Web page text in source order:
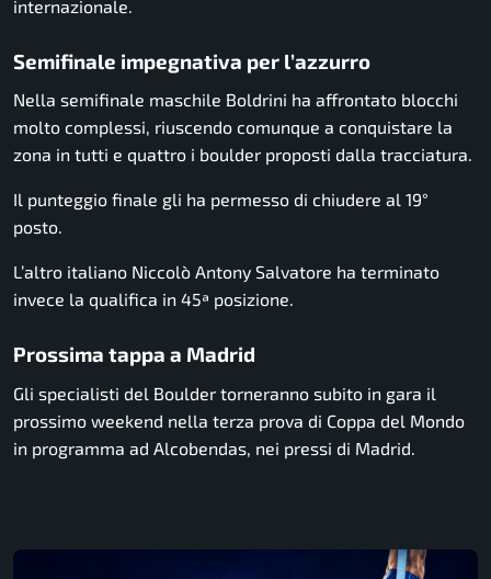
internazionale.
Semifinale impegnativa per l’azzurro
Nella semifinale maschile Boldrini ha affrontato blocchi
molto complessi, riuscendo comunque a conquistare la
zona in tutti e quattro i boulder proposti dalla tracciatura.
Il punteggio finale gli ha permesso di chiudere al 19°
posto.
L’altro italiano Niccolò Antony Salvatore ha terminato
invece la qualifica in 45ª posizione.
Prossima tappa a Madrid
Gli specialisti del Boulder torneranno subito in gara il
prossimo weekend nella terza prova di Coppa del Mondo
in programma ad Alcobendas, nei pressi di Madrid.